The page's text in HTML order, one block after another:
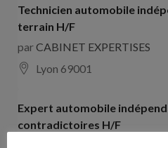
Technicien automobile
terrain H/F
parCABINET EXPERTISES
Lyon 69001
Expert automobile
contradictoires H/F